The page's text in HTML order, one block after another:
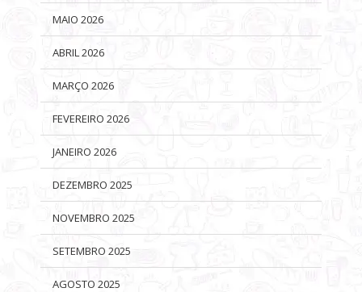
MAIO 2026
ABRIL 2026
MARÇO 2026
FEVEREIRO 2026
JANEIRO 2026
DEZEMBRO 2025
NOVEMBRO 2025
SETEMBRO 2025
AGOSTO 2025